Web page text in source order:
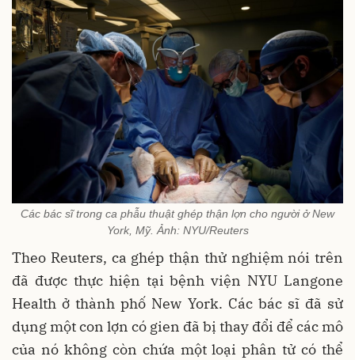
Các bác sĩ trong ca phẫu thuật ghép thận lợn cho người ở New
York, Mỹ. Ảnh: NYU/Reuters
Theo Reuters, ca ghép thận thử nghiệm nói trên
đã được thực hiện tại bệnh viện NYU Langone
Health ở thành phố New York. Các bác sĩ đã sử
dụng một con lợn có gien đã bị thay đổi để các mô
của nó không còn chứa một loại phân tử có thể